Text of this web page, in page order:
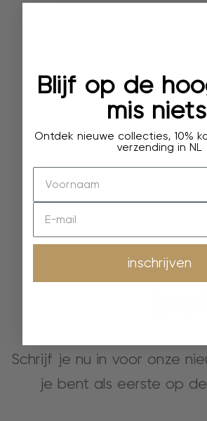
Schrijf je nu in voor onze
je bent als eerste op
Blijf op de
mis
Ontdek nieuwe collecties, 10%
verzending in NL
inschrijven